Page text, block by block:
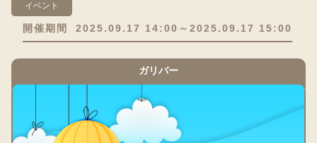
イベント
開催期間 2025.09.17 14:00～2025.09.17 15:00
ガリバー